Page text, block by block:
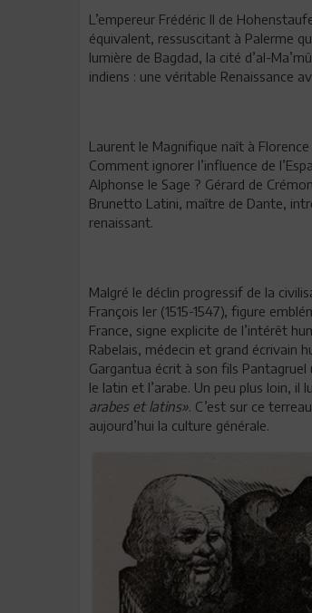
L’empereur Frédéric II de
équivalent, ressuscitant à Palerme
lumière de Bagdad, la cité d’al-
indiens : une véritable Renaissance
Laurent le Magnifique naît à
Comment ignorer l’influence de
Alphonse le Sage ? Gérard de
Brunetto Latini, maître de Dante,
renaissant.
Malgré le déclin progressif de la
François Ier (1515-1547), figure
France, signe explicite de l’intérêt
Rabelais, médecin et grand écrivain
Gargantua écrit à son fils
le latin et l’arabe. Un peu plus loin, il
arabes et latins». C’est sur ce
aujourd’hui la culture générale.